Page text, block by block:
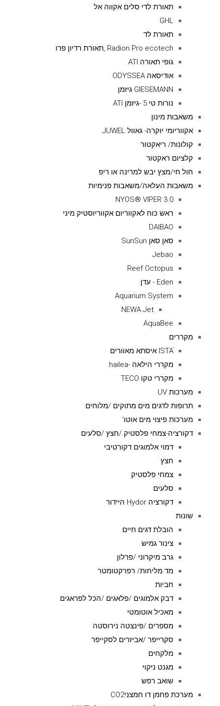
תאורת לדי סלים אקווה אל
GHL
תאורת לד
Radion Pro ecotech ,תאורת רדיון פרו
גופי תאורה ATI
אודיסאה ODYSSEA
GIESEMANN גיזמן
נורות טי 5 -גיזמן ATI
משאבות מינון
אקווריומי יוקרה- גאוול JUWEL
קולונות/ ריאקטור
קלציום ראקטור
חול חי/מצץ יבש למרינה או ריפ
משאבות העלאה/משאבות פנימיות
NYOS® VIPER 3.0
ראש כוח לאקווריום אקווריוסטיק מיני
DAIBAO
סאן סאן SunSun
Jebao
Reef Octopus
Eden - עדן
Aquarium System
NEWA Jet
AquaBee
מקררים
ISTAׁׂ איסתא מאוורים
מקררי הילאה -hailea
מקררי טקו TECO
מערכות UV
תרופות לדגים מים מתוקים /מלוחים
מערכות פיצוי מים אוטו'
דקורציה-צמחי פלסטיק /חצץ /סלעים
דמוי אלמוגים דקורטיבי
חצץ
צמחי פלסטיק
סלעים
דקורציה Hydor היידור
שונות
הובלת דגים חיים
צינור גמיש
גרב מיקרוני /פרלון
מד מליחות/ רפרקטומטר
חביות
דבק אלמוגים /פלאגים /הכל לפראגים
מאכיל אוטומטי
מספרים /פינצטה נירוסטה
סקרייפר /אביזרים לסקייפר
מלקחים
מגנט ניקוי
שואב רפש
מערכת פחמן דו חמצניCO2